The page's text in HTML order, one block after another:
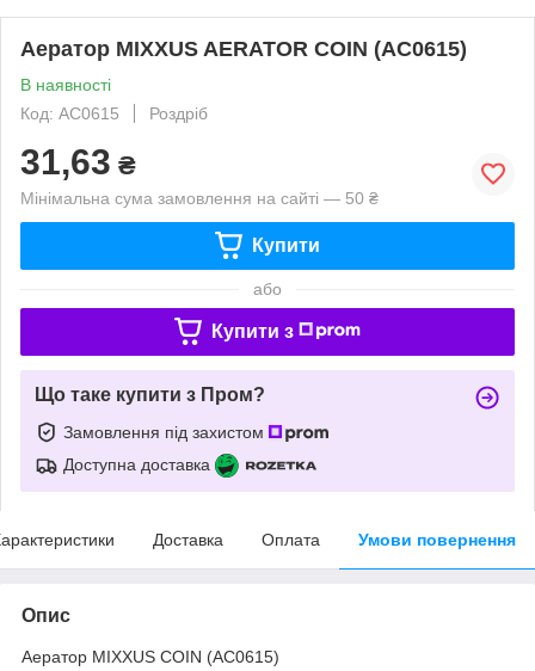
Аератор MIXXUS AERATOR COIN (AC0615)
В наявності
Код: AC0615
Роздріб
31,63 ₴
Мінімальна сума замовлення на сайті — 50 ₴
Купити
або
Купити з
Що таке купити з Пром?
Замовлення під захистом
Доступна доставка
Доставка Оплата Умови повернення
Опис
Аератор MIXXUS COIN (AC0615)